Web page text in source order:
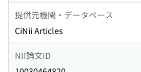
提供元機関・データベース
CiNii Articles
NII論文ID